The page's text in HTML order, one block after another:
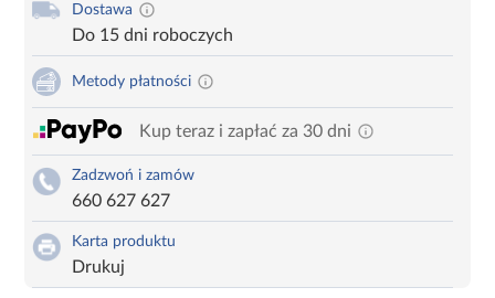
Dostawa
Do 15 dni roboczych
Metody płatności
Kup teraz i zapłać za 30 dni
Zadzwoń i zamów
660 627 627
Karta produktu
Drukuj